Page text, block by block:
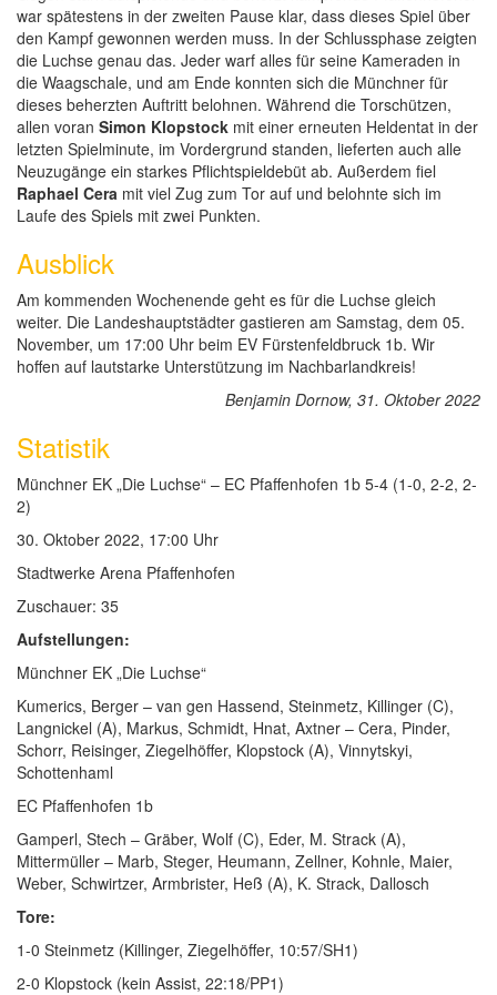
war spätestens in der zweiten Pause klar, dass dieses Spiel über
den Kampf gewonnen werden muss. In der Schlussphase zeigten
die Luchse genau das. Jeder warf alles für seine Kameraden in
die Waagschale, und am Ende konnten sich die Münchner für
dieses beherzten Auftritt belohnen. Während die Torschützen,
allen voran Simon Klopstock mit einer erneuten Heldentat in der
letzten Spielminute, im Vordergrund standen, lieferten auch alle
Neuzugänge ein starkes Pflichtspieldebüt ab. Außerdem fiel
Raphael Cera mit viel Zug zum Tor auf und belohnte sich im
Laufe des Spiels mit zwei Punkten.
Ausblick
Am kommenden Wochenende geht es für die Luchse gleich
weiter. Die Landeshauptstädter gastieren am Samstag, dem 05.
November, um 17:00 Uhr beim EV Fürstenfeldbruck 1b. Wir
hoffen auf lautstarke Unterstützung im Nachbarlandkreis!
Benjamin Dornow, 31. Oktober 2022
Statistik
Münchner EK „Die Luchse“ – EC Pfaffenhofen 1b 5-4 (1-0, 2-2, 2-
2)
30. Oktober 2022, 17:00 Uhr
Stadtwerke Arena Pfaffenhofen
Zuschauer: 35
Aufstellungen:
Münchner EK „Die Luchse“
Kumerics, Berger – van gen Hassend, Steinmetz, Killinger (C),
Langnickel (A), Markus, Schmidt, Hnat, Axtner – Cera, Pinder,
Schorr, Reisinger, Ziegelhöffer, Klopstock (A), Vinnytskyi,
Schottenhaml
EC Pfaffenhofen 1b
Gamperl, Stech – Gräber, Wolf (C), Eder, M. Strack (A),
Mittermüller – Marb, Steger, Heumann, Zellner, Kohnle, Maier,
Weber, Schwirtzer, Armbrister, Heß (A), K. Strack, Dallosch
Tore:
1-0 Steinmetz (Killinger, Ziegelhöffer, 10:57/SH1)
2-0 Klopstock (kein Assist, 22:18/PP1)